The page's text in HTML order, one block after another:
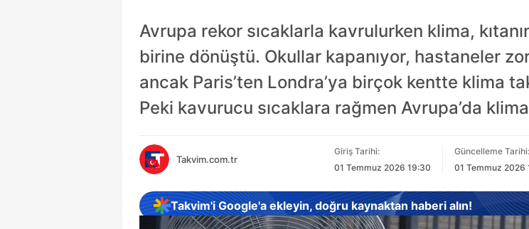
Avrupa rekor sıcaklarla kavrulurken klima,
birine dönüştü. Okullar kapanıyor, hastaneler
ancak Paris’ten Londra’ya birçok kentte klima
Peki kavurucu sıcaklara rağmen Avrupa’da
Takvim.com.tr
Giriş Tarihi:
01 Temmuz 2026 19:30
Güncelleme Tarihi:
01 Temmuz 2026
Takvim'i Google'a ekleyin, doğru kaynaktan haberi alın!